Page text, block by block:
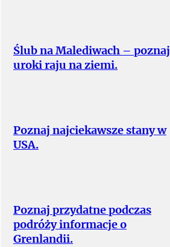
Ślub na Malediwach – poznaj
uroki raju na ziemi.
Poznaj najciekawsze stany w
USA.
Poznaj przydatne podczas
podróży informacje o
Grenlandii.